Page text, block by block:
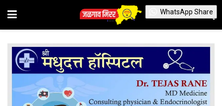
WhatsApp Share